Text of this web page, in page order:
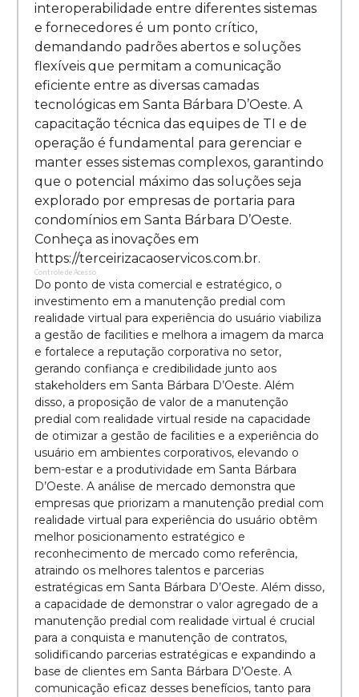
interoperabilidade entre diferentes sistemas
e fornecedores é um ponto crítico,
demandando padrões abertos e soluções
flexíveis que permitam a comunicação
eficiente entre as diversas camadas
tecnológicas em Santa Bárbara D’Oeste. A
capacitação técnica das equipes de TI e de
operação é fundamental para gerenciar e
manter esses sistemas complexos, garantindo
que o potencial máximo das soluções seja
explorado por empresas de portaria para
condomínios em Santa Bárbara D’Oeste.
Conheça as inovações em
https://terceirizacaoservicos.com.br.
Controle de Acesso
Do ponto de vista comercial e estratégico, o
investimento em a manutenção predial com
realidade virtual para experiência do usuário viabiliza
a gestão de facilities e melhora a imagem da marca
e fortalece a reputação corporativa no setor,
gerando confiança e credibilidade junto aos
stakeholders em Santa Bárbara D’Oeste. Além
disso, a proposição de valor de a manutenção
predial com realidade virtual reside na capacidade
de otimizar a gestão de facilities e a experiência do
usuário em ambientes corporativos, elevando o
bem-estar e a produtividade em Santa Bárbara
D’Oeste. A análise de mercado demonstra que
empresas que priorizam a manutenção predial com
realidade virtual para experiência do usuário obtêm
melhor posicionamento estratégico e
reconhecimento de mercado como referência,
atraindo os melhores talentos e parcerias
estratégicas em Santa Bárbara D’Oeste. Além disso,
a capacidade de demonstrar o valor agregado de a
manutenção predial com realidade virtual é crucial
para a conquista e manutenção de contratos,
solidificando parcerias estratégicas e expandindo a
base de clientes em Santa Bárbara D’Oeste. A
comunicação eficaz desses benefícios, tanto para